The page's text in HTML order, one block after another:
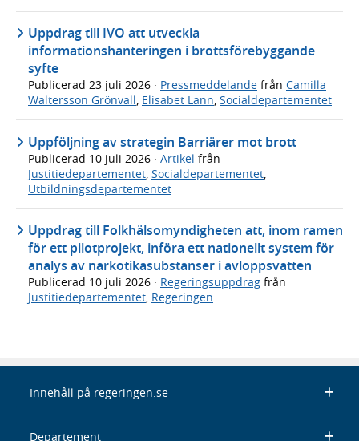
Uppdrag till IVO att utveckla
informationshanteringen i brottsförebyggande
syfte
Publicerad 23 juli 2026 · Pressmeddelande från Camilla
Waltersson Grönvall, Elisabet Lann, Socialdepartementet
Uppföljning av strategin Barriärer mot brott
Publicerad 10 juli 2026 · Artikel från
Justitiedepartementet Socialdepartementet
Utbildningsdepartementet
Uppdrag till Folkhälsomyndigheten att, inom ramen
för ett pilotprojekt, införa ett nationellt system för
analys av narkotikasubstanser i avloppsvatten
Publicerad 10 juli 2026 · Regeringsuppdrag från
Justitiedepartementet, Regeringen
Innehåll på regeringen.se
Departement